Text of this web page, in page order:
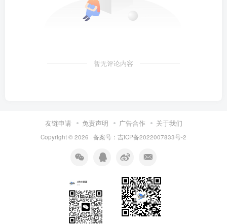
暂无评论内容
友链申请 免责声明 广告合作 关于我们
Copyright © 2026 · 备案号：吉ICP备2022007833号-2